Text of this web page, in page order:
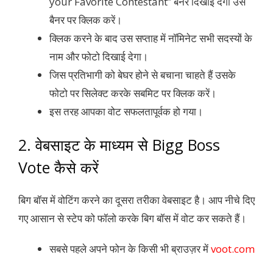
बैनर पर क्लिक करें।
क्लिक करने के बाद उस सप्ताह में नॉमिनेट सभी सदस्यों के
नाम और फोटो दिखाई देगा।
जिस प्रतिभागी को बेघर होने से बचाना चाहते हैं उसके
फोटो पर सिलेक्ट करके सबमिट पर क्लिक करें।
इस तरह आपका वोट सफलतापूर्वक हो गया।
2. वेबसाइट के माध्यम से Bigg Boss
Vote कैसे करें
बिग बॉस में वोटिंग करने का दूसरा तरीका वेबसाइट है। आप नीचे दिए
गए आसान से स्टेप को फॉलो करके बिग बॉस में वोट कर सकते हैं।
सबसे पहले अपने फोन के किसी भी ब्राउज़र मेंvoot.com